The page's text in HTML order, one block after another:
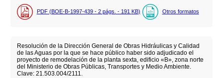
PDF (BOE-B-1997-439 - 2 págs. - 191 KB) Otros formatos
Resolución de la Dirección General de Obras Hidráulicas y Calidad
de las Aguas por la que se hace público haber sido adjudicado el
proyecto de remodelación de la planta sexta, edificio «B», zona norte
del Ministerio de Obras Públicas, Transportes y Medio Ambiente.
Clave: 21.503.004/2111.